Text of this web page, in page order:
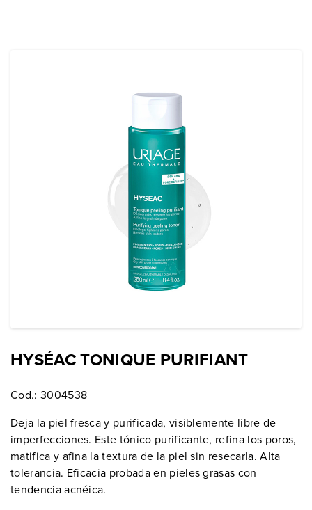
HYSÉAC TONIQUE PURIFIANT
Cod.: 3004538
Deja la piel fresca y purificada, visiblemente libre de
imperfecciones. Este tónico purificante, refina los poros,
matifica y afina la textura de la piel sin resecarla. Alta
tolerancia. Eficacia probada en pieles grasas con
tendencia acnéica.